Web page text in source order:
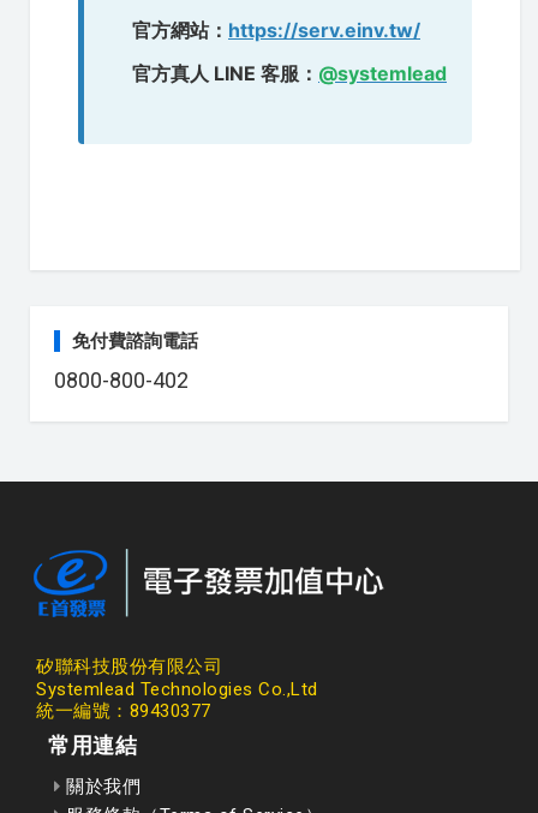
官方網站： https://serv.einv.tw/
官方真人 LINE 客服： @systemlead
免付費諮詢電話
0800-800-402
矽聯科技股份有限公司
Systemlead Technologies Co.,Ltd
統一編號：89430377
常用連結
關於我們